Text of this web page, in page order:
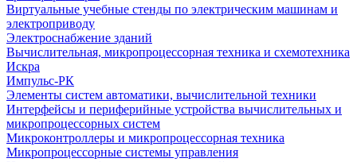
Виртуальные учебные стенды по электрическим машинам и
электроприводу
Электроснабжение зданий
Вычислительная, микропроцессорная техника и схемотехника
Искра
Импульс-РК
Элементы систем автоматики, вычислительной техники
Интерфейсы и периферийные устройства вычислительных и
микропроцессорных систем
Микроконтроллеры и микропроцессорная техника
Микропроцессорные системы управления